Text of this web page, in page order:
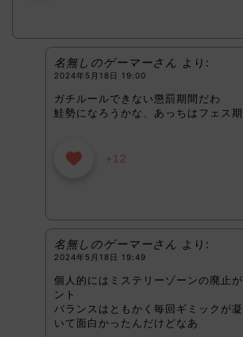
名無しのゲーマーさん より:
2024年5月18日 19:00
ガチルールできない懲罰期間だわ
鮭勢になろうかな、あっちはフェス
+12
名無しのゲーマーさん より:
2024年5月18日 19:49
個人的にはミステリーゾーンの廃止
ント
バランスはともかく毎回ギミックが
いて面白かったんだけどなあ